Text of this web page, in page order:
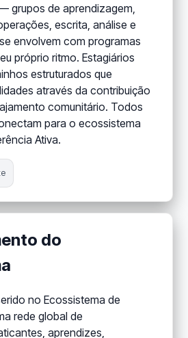
grupos de aprendizagem,
escrita, análise e
envolvem com programas
próprio ritmo. Estagiários
estruturados que
através da contribuição
comunitário. Todos
para o ecossistema
Ativa.
do
no Ecossistema de
rede global de
aprendizes,